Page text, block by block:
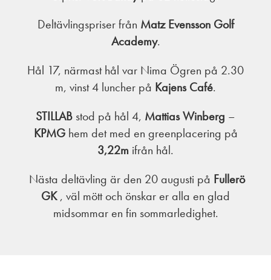
Deltävlingspriser från Matz Evensson Golf
Academy.
Hål 17, närmast hål var Nima Ögren på 2.30
m, vinst 4 luncher på Kajens Café.
STILLAB stod på hål 4, Mattias Winberg –
KPMGhem det med en greenplacering på
3,22m ifrån hål.
Nästa deltävling är den 20 augusti på Fullerö
GK, väl mött och önskar er alla en glad
midsommar en fin sommarledighet.